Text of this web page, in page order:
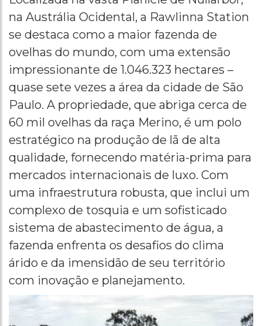
na Austrália Ocidental, a Rawlinna Station
se destaca como a maior fazenda de
ovelhas do mundo, com uma extensão
impressionante de 1.046.323 hectares –
quase sete vezes a área da cidade de São
Paulo. A propriedade, que abriga cerca de
60 mil ovelhas da raça Merino, é um polo
estratégico na produção de lã de alta
qualidade, fornecendo matéria-prima para
mercados internacionais de luxo. Com
uma infraestrutura robusta, que inclui um
complexo de tosquia e um sofisticado
sistema de abastecimento de água, a
fazenda enfrenta os desafios do clima
árido e da imensidão de seu território
com inovação e planejamento.